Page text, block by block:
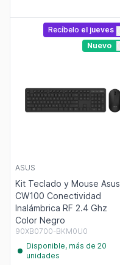
Recíbelo el jueves
Nuevo
ASUS
Kit Teclado y Mouse Asus
CW100 Conectividad
Inalámbrica RF 2.4 Ghz
Color Negro
90XB0700-BKM0U0
Disponible, más de 20
unidades